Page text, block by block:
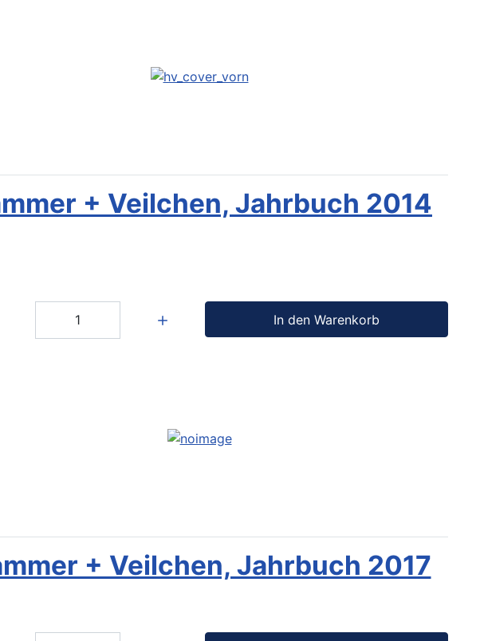
+ Veilchen, Jahrbuch 2014
In den Warenkorb
+ Veilchen, Jahrbuch 2017